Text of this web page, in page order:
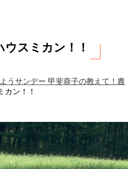
ウスミカン！！
うサンデー 甲斐蓉子の教えて！農
カン！！